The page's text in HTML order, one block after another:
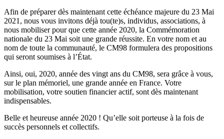
Afin de préparer dès maintenant cette échéance majeure du 23 Mai
2021, nous vous invitons déjà tou(te)s, individus, associations, à
nous mobiliser pour que cette année 2020, la Commémoration
nationale du 23 Mai soit une grande réussite. En votre nom et au
nom de toute la communauté, le CM98 formulera des propositions
qui seront soumises à l’État.
Ainsi, oui, 2020, année des vingt ans du CM98, sera grâce à vous,
sur le plan mémoriel, une grande année en France. Votre
mobilisation, votre soutien financier actif, sont dès maintenant
indispensables.
Belle et heureuse année 2020 ! Qu’elle soit porteuse à la fois de
succès personnels et collectifs.